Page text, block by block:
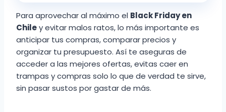
Para aprovechar al máximo el Black Friday en
Chiley evitar malos ratos, lo más importante es
anticipar tus compras, comparar precios y
organizar tu presupuesto. Así te aseguras de
acceder a las mejores ofertas, evitas caer en
trampas y compras solo lo que de verdad te sirve,
sin pasar sustos por gastar de más.